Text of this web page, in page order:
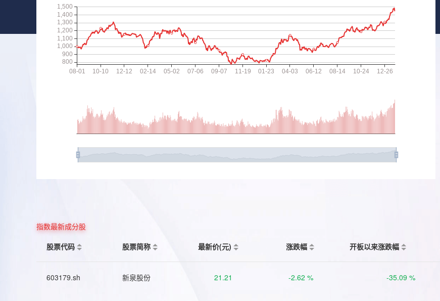
指数最新成分股
股票代码
股票简称 最新价(元) 涨跌幅 开板以来涨跌幅
603179.sh 新泉股份 21.21 -2.62 % -35.09 %